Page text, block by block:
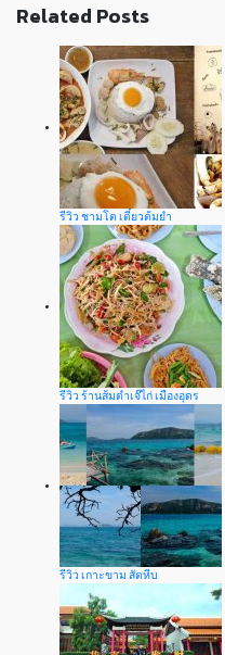
Related Posts
รีวิว ชามโต เตี๋ยวต้มยำ
รีวิว ร้านส้มตำเจ๊ไก่ เมืองอุดร
รีวิว เกาะขาม สัตหีบ